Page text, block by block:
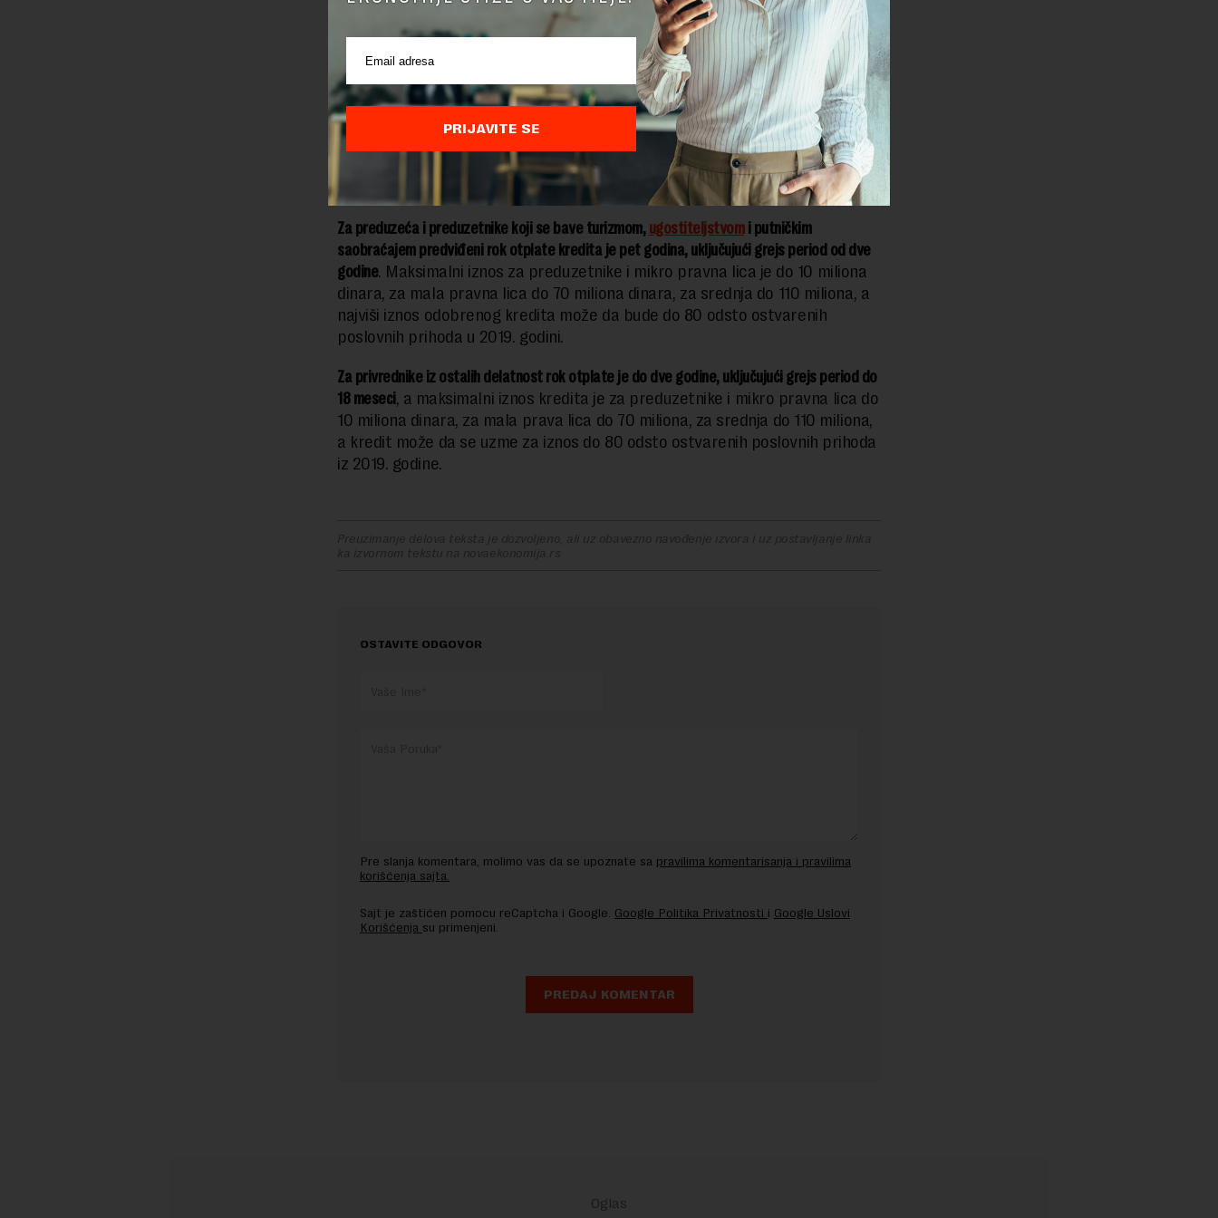
unapred pripremljeni plan reorganizacije, da nije u fazi finansijskog
restruktuiranja ili postupka likvidacije.
Država će garantovati vraćanje kredita koje je uzela privreda
Za sve kredite godišnja kamatna stopa je 1 odsto, dok je minimalni iznos kredita za
privredna društva milion dinara, a za preduzetnike, zadruge i privredne subjekte
registrovane u odgovarajućem registru 200 hiljada dinara.
Za preduzeća i preduzetnike koji se bave turizmom, ugostiteljstvomi putničkim
saobraćajem predviđeni rok otplate kredita je pet godina, uključujući grejs period od dve
godine. Maksimalni iznos za preduzetnike i mikro pravna lica je do 10 miliona
dinara, za mala pravna lica do 70 miliona dinara, za srednja do 110 miliona, a
najviši iznos odobrenog kredita može da bude do 80 odsto ostvarenih
poslovnih prihoda u 2019. godini.
Za privrednike iz ostalih delatnost rok otplate je do dve godine, uključujući grejs period do
18 meseci, a maksimalni iznos kredita je za preduzetnike i mikro pravna lica do
10 miliona dinara, za mala prava lica do 70 miliona, za srednja do 110 miliona,
a kredit može da se uzme za iznos do 80 odsto ostvarenih poslovnih prihoda
iz 2019. godine.
Preuzimanje delova teksta je dozvoljeno, ali uz obavezno navođenje izvora i uz postavljanje linka
ka izvornom tekstu na novaekonomija.rs
OSTAVITE ODGOVOR
Pre slanja komentara, molimo vas da se upoznate sa pravilima komentarisanja i pravilima
korišćenja sajta.
Sajt je zaštićen pomocu reCaptcha i Google. Google Politika Privatnosti i Google Uslovi
Korišćenja su primenjeni.
PRIJAVITE SE